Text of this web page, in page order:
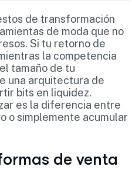
de transformación
de moda que no
Si tu retorno de
la competencia
tamaño de tu
una arquitectura de
bits en liquidez.
es la diferencia entre
o simplemente acumular
de venta